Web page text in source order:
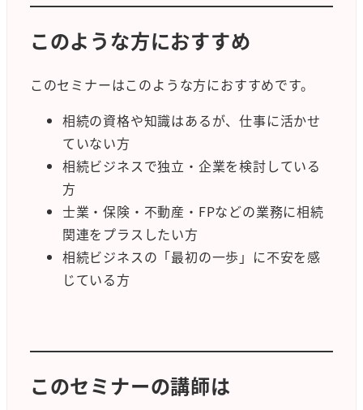
このような方におすすめ
このセミナーはこのような方におすすめです。
相続の資格や知識はあるが、仕事に活かせ
ていない方
相続ビジネスで独立・企業を検討している
方
士業・保険・不動産・FPなどの業務に相続
関連をプラスしたい方
相続ビジネスの「最初の一歩」に不安を感
じている方
このセミナーの講師は